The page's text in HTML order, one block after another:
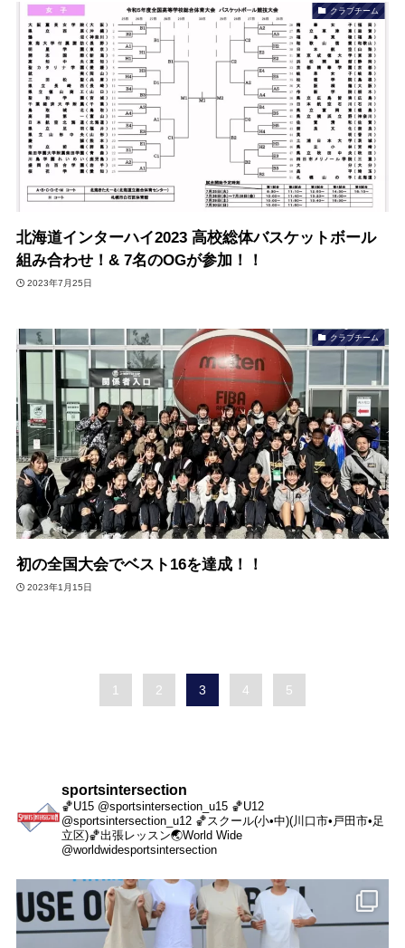
クラブチーム
北海道インターハイ2023 高校総体バスケットボール
組み合わせ！& 7名のOGが参加！！
2023年7月25日
クラブチーム
初の全国大会でベスト16を達成！！
2023年1月15日
1 2 3 4 5
sportsintersection
🏀U15 @sportsintersection_u15 🏀U12
@sportsintersection_u12 🏀スクール(小•中)(川口市•戸田市•足
立区)🏀出張レッスン🌏World Wide
@worldwidesportsintersection